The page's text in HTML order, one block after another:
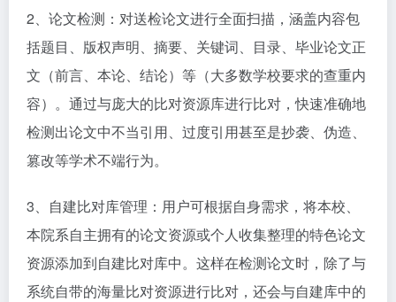
2、论文检测：对送检论文进行全面扫描，涵盖内容包
括题目、版权声明、摘要、关键词、目录、毕业论文正
文（前言、本论、结论）等（大多数学校要求的查重内
容）。通过与庞大的比对资源库进行比对，快速准确地
检测出论文中不当引用、过度引用甚至是抄袭、伪造、
篡改等学术不端行为。​
3、自建比对库管理：用户可根据自身需求，将本校、
本院系自主拥有的论文资源或个人收集整理的特色论文
资源添加到自建比对库中。这样在检测论文时，除了与
系统自带的海量比对资源进行比对，还会与自建库中的